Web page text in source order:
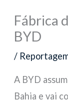
Fábrica
BYD
/
A BYD
Bahia e vai